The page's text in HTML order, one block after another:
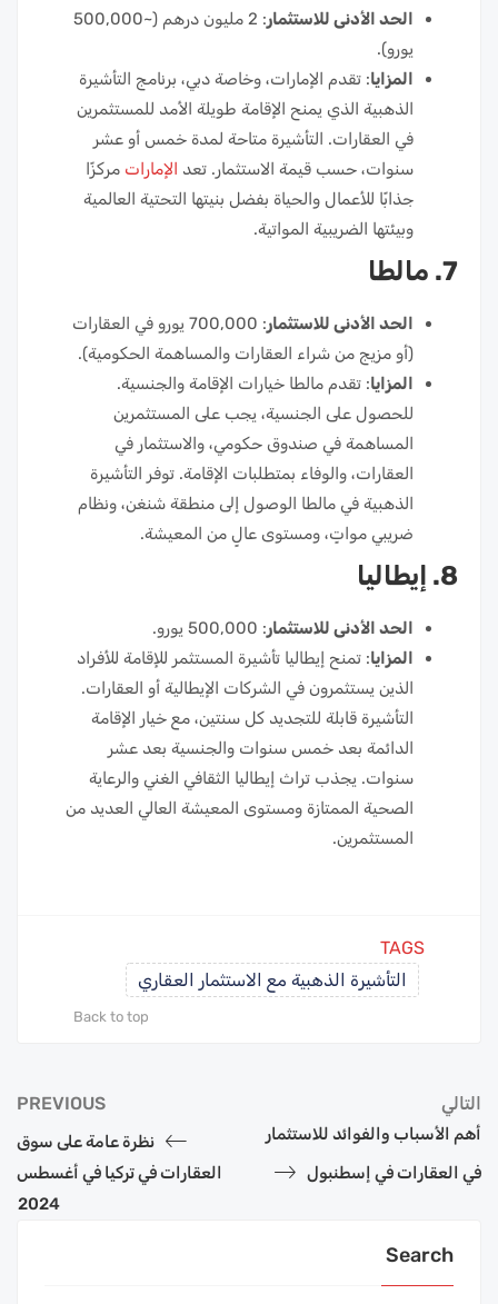
الحد الأدنى للاستثمار
: 2 مليون درهم (~500,000
يورو).
المزايا: تقدم الإمارات، وخاصة دبي، برنامج التأشيرة
الذهبية الذي يمنح الإقامة طويلة الأمد للمستثمرين
في العقارات. التأشيرة متاحة لمدة خمس أو عشر
سنوات، حسب قيمة الاستثمار. تعد الإمارات مركزًا
جذابًا للأعمال والحياة بفضل بنيتها التحتية العالمية
وبيئتها الضريبية المواتية.
7. مالطا
الحد الأدنى للاستثمار
: 700,000 يورو في العقارات
(أو مزيج من شراء العقارات والمساهمة الحكومية).
المزايا: تقدم مالطا خيارات الإقامة والجنسية.
للحصول على الجنسية، يجب على المستثمرين
المساهمة في صندوق حكومي، والاستثمار في
العقارات، والوفاء بمتطلبات الإقامة. توفر التأشيرة
الذهبية في مالطا الوصول إلى منطقة شنغن، ونظام
ضريبي مواتٍ، ومستوى عالٍ من المعيشة.
8. إيطاليا
الحد الأدنى للاستثمار: 500,000 يورو.
المزايا: تمنح إيطاليا تأشيرة المستثمر للإقامة للأفراد
الذين يستثمرون في الشركات الإيطالية أو العقارات.
التأشيرة قابلة للتجديد كل سنتين، مع خيار الإقامة
الدائمة بعد خمس سنوات والجنسية بعد عشر
سنوات. يجذب تراث إيطاليا الثقافي الغني والرعاية
الصحية الممتازة ومستوى المعيشة العالي العديد من
المستثمرين.
TAGS
التأشيرة الذهبية مع الاستثمار العقاري
Back to top
PREVIOUS
نظرة عامة على سوق
العقارات في تركيا في أغسطس
2024
التالي
أهم الأسباب والفوائد للاستثمار
في العقارات في إسطنبول
Search